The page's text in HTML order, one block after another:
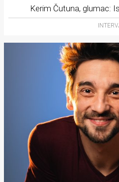
Kerim Čutuna, glumac: